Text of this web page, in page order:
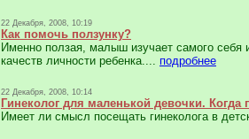
22 Декабря, 2008, 10:19
Как помочь ползунку?
Именно ползая, малыш изучает самого себя
качеств личности ребенка.... подробнее
22 Декабря, 2008, 10:14
Гинеколог для маленькой девочки. Когда
Имеет ли смысл посещать гинеколога в